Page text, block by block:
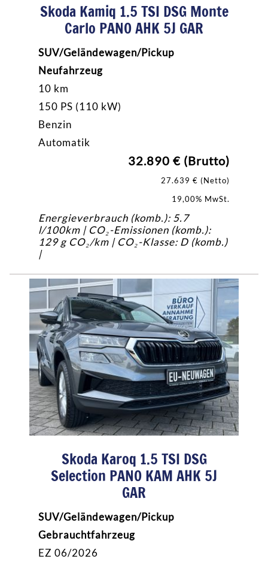
Skoda Kamiq 1.5 TSI DSG Monte
Carlo PANO AHK 5J GAR
SUV/Geländewagen/Pickup
Neufahrzeug
10 km
150 PS (110 kW)
Benzin
Automatik
32.890 € (Brutto)
27.639 € (Netto)
19,00% MwSt.
Energieverbrauch (komb.): 5.7
l/100km | CO₂-Emissionen (komb.):
129 g CO₂/km | CO₂-Klasse: D (komb.)
|
Skoda Karoq 1.5 TSI DSG
Selection PANO KAM AHK 5J
GAR
SUV/Geländewagen/Pickup
Gebrauchtfahrzeug
EZ 06/2026